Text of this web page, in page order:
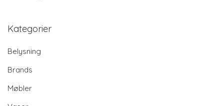
Kategorier
Belysning
Brands
Møbler